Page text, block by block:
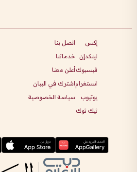
إكس
لينكدإن
فيسبوك
انستغرام
يوتيوب
تيك توك
اتصل بنا
خدماتنا
أعلن معنا
اشترك في البيان
سياسة الخصوصية